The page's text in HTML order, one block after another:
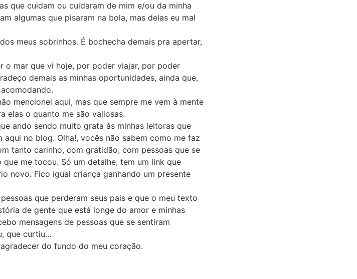
que cuidam ou cuidaram de mim e/ou da minha
algumas que pisaram na bola, mas delas eu mal
meus sobrinhos. É bochecha demais pra apertar,
o mar que vi hoje, por poder viajar, por poder
demais as minhas oportunidades, ainda que,
mencionei aqui, mas que sempre me vem à mente
elas o quanto me são valiosas.
ando sendo muito grata às minhas leitoras que
no blog. Olha!, vocês não sabem como me faz
tanto carinho, com gratidão, com pessoas que se
me tocou. Só um detalhe, tem um link que
novo. Fico igual criança ganhando um presente
que perderam seus pais e que o meu texto
de gente que está longe do amor e minhas
mensagens de pessoas que se sentiram
que curtiu…
do fundo do meu coração.